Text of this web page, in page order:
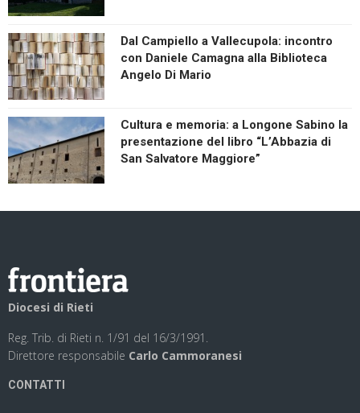
Dal Campiello a Vallecupola: incontro
con Daniele Camagna alla Biblioteca
Angelo Di Mario
Cultura e memoria: a Longone Sabino la
presentazione del libro “L’Abbazia di
San Salvatore Maggiore”
Diocesi di Rieti
Reg. Trib. di Rieti n. 1/91 del 16/3/1991.
Direttore responsabile Carlo Cammoranesi
CONTATTI